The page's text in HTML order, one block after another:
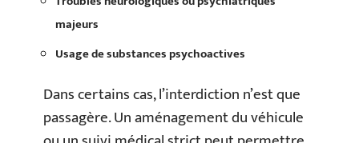
majeurs
Usage de substances psychoactives
Dans certains cas, l’interdiction n’est que
passagère. Un aménagement du véhicule